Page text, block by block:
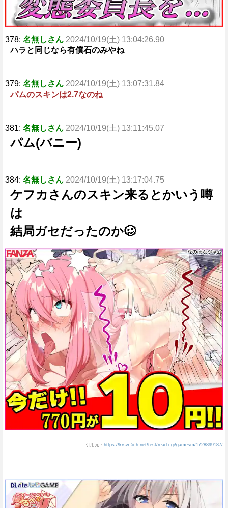
378: 名無しさん 2024/10/19(土) 13:04:26.90
ハラと同じなら有償石のみやね
379: 名無しさん 2024/10/19(土) 13:07:31.84
パムのスキンは2.7なのね
381: 名無しさん 2024/10/19(土) 13:11:45.07
パム(バニー)
384: 名無しさん 2024/10/19(土) 13:17:04.75
ケフカさんのスキン来るとかいう噂
は
結局ガセだったのか🥴
引用元： https://krsw.5ch.net/test/read.cgi/gamesm/1728899187/